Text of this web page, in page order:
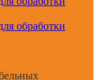
обработки